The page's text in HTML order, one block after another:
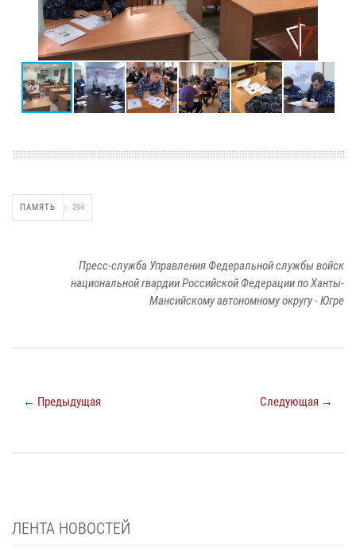
ПАМЯТЬ 394
Пресс-служба Управления Федеральной службы войск
национальной гвардии Российской Федерации по Ханты-
Мансийскому автономному округу - Югре
← Предыдущая Следующая →
ЛЕНТА НОВОСТЕЙ